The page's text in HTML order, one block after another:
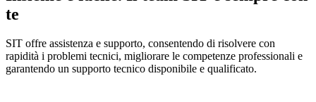
te
SIT offre assistenza e supporto, consentendo di risolvere con
rapidità i problemi tecnici, migliorare le competenze professionali e
garantendo un supporto tecnico disponibile e qualificato.